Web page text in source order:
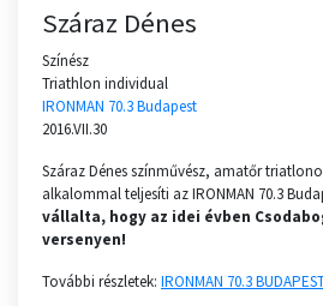
Száraz Dénes
Színész
Triathlon individual
IRONMAN 70.3 Budapest
2016.VII.30
Száraz Dénes színművész, amatőr
alkalommal teljesíti az IRONMAN 70.3
vállalta, hogy az idei évben
versenyen!
További részletek: IRONMAN 70.3